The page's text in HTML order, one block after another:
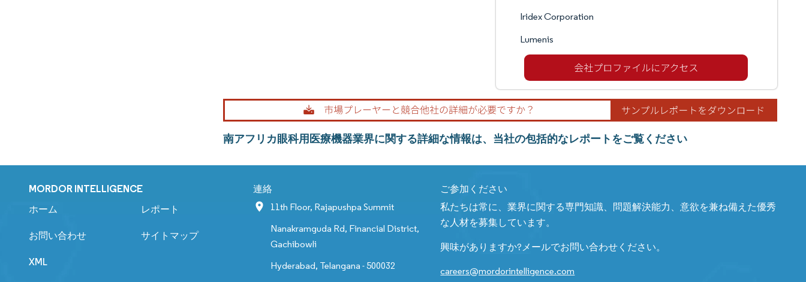
Iridex Corporation
Lumenis
南アフリカ眼科用医療機器業界に関する詳細な情報は、当社の包括的なレポートをご覧ください
MORDOR INTELLIGENCE
ホーム レポート
お問い合わせ サイトマップ
XML
連絡
11th Floor, Rajapushpa Summit
Nanakramguda Rd, Financial District,
Gachibowli
Hyderabad, Telangana - 500032
ご参加ください
私たちは常に、業界に関する専門知識、問題解決能力、意欲を兼ね備えた優秀
な人材を募集しています。
興味がありますか?メールでお問い合わせください。
careers@mordorintelligence.com